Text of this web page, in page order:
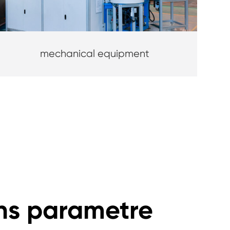
mechanical equipment
parametre